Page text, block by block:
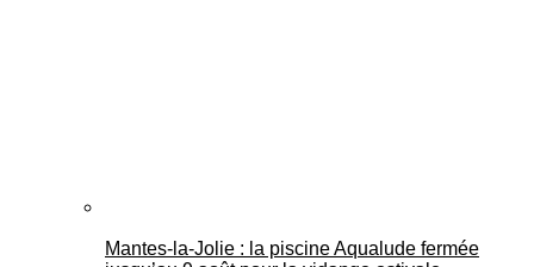
Mantes-la-Jolie : la piscine Aqualude fermée